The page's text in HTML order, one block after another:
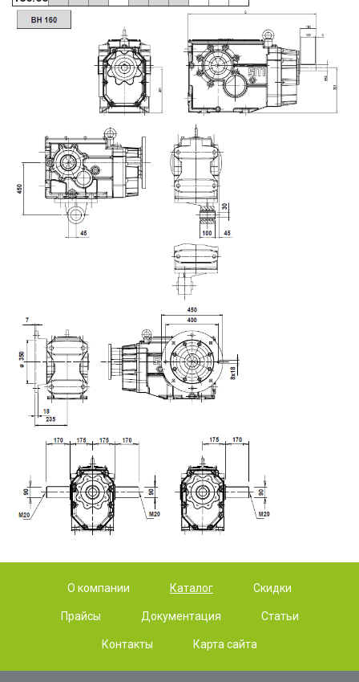
О компании Каталог Скидки
Прайсы Документация Статьи
Контакты Карта сайта